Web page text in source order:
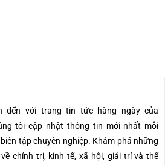
đến với trang tin tức hàng ngày của
tôi cập nhật thông tin mới nhất mỗi
tập chuyên nghiệp. Khám phá những
chính trị, kinh tế, xã hội, giải trí và thể